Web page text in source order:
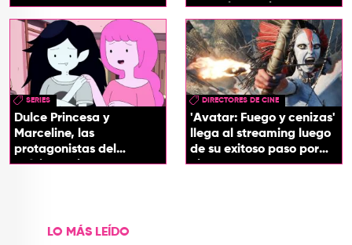
boogaloo', spin off
SERIES
Dulce Princesa y
Marceline, las
protagonistas del
próximo spin-off de 'Hora
DIRECTORES DE CINE
'Avatar: Fuego y cenizas'
llega al streaming luego
de su exitoso paso por
cines
LO MÁS LEÍDO